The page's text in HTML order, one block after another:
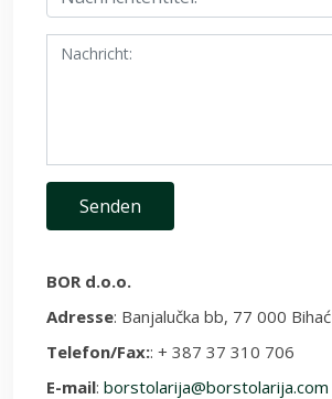
BOR d.o.o.
Adresse: Banjalučka bb, 77 000 Bihać
Telefon/Fax:: + 387 37 310 706
E-mail: borstolarija@borstolarija.com